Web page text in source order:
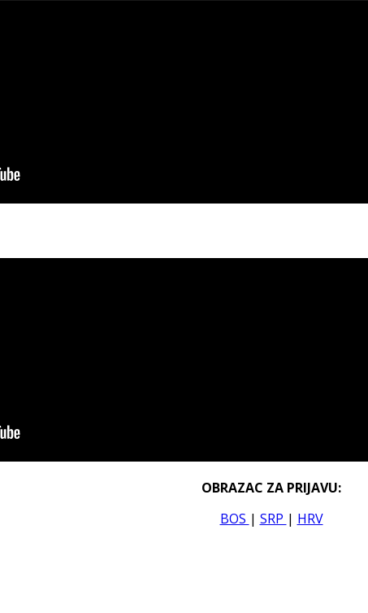
OBRAZAC ZA PRIJAVU:
BOS | SRP | HRV